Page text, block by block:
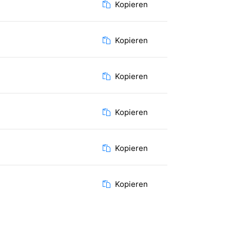
Kopieren
Kopieren
Kopieren
Kopieren
Kopieren
Kopieren